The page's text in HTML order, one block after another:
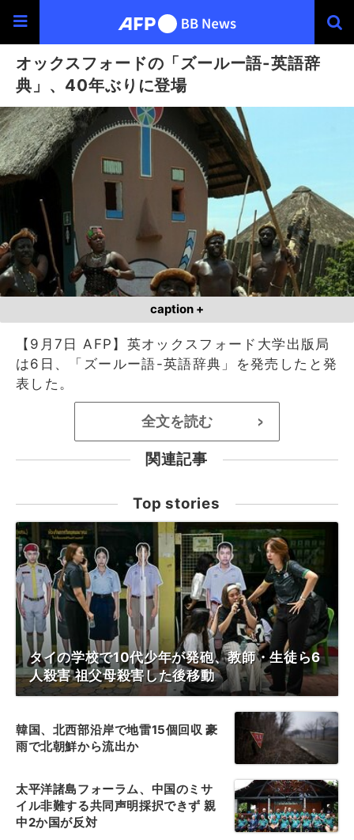
オックスフォードの「ズールー語-英語辞
典」、40年ぶりに登場
caption +
【9月7日 AFP】英オックスフォード大学出版局
は6日、「ズールー語-英語辞典」を発売したと発
表した。
全文を読む >
関連記事
Top stories
タイの学校で10代少年が発砲、教師・生徒ら6
人殺害 祖父母殺害した後移動
韓国、北西部沿岸で地雷15個回収 豪
雨で北朝鮮から流出か
太平洋諸島フォーラム、中国のミサ
イル非難する共同声明採択できず 親
中2か国が反対